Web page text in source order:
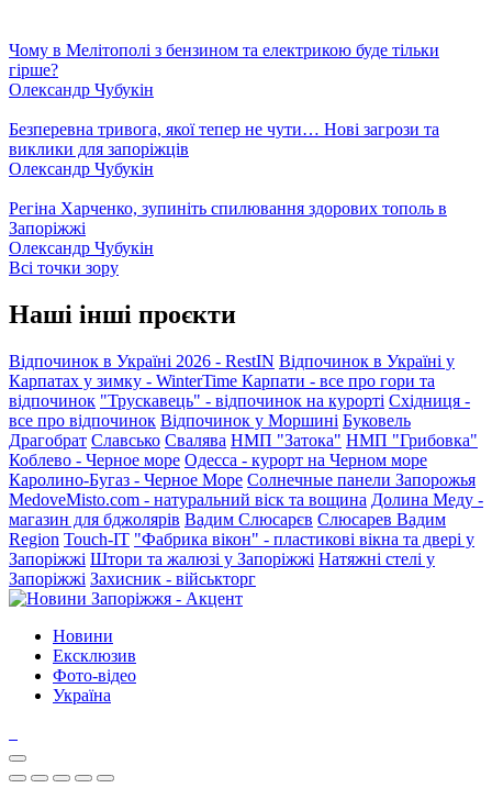
Чому в Мелітополі з бензином та електрикою буде тільки
гірше?
Олександр Чубукін
Безперевна тривога, якої тепер не чути… Нові загрози та
виклики для запоріжців
Олександр Чубукін
Регіна Харченко, зупиніть спилювання здорових тополь в
Запоріжжі
Олександр Чубукін
Всі точки зору
Наші інші проєкти
Відпочинок в Україні 2026 - RestIN Відпочинок в Україні у
Карпатах у зимку - WinterTime Карпати - все про гори та
відпочинок "Трускавець" - відпочинок на курорті Східниця -
все про відпочинок Відпочинок у Моршині Буковель
Драгобрат Славсько Свалява НМП "Затока" НМП "Грибовка"
Коблево - Черное море Одесса - курорт на Черном море
Каролино-Бугаз - Черное Море Солнечные панели Запорожья
MedoveMisto.com - натуральний віск та вощина Долина Меду -
магазин для бджолярів Вадим Слюсарєв Слюсарев Вадим
Region Touch-IT "Фабрика вікон" - пластикові вікна та двері у
Запоріжжі Штори та жалюзі у Запоріжжі Натяжні стелі у
Запоріжжі Захисник - військторг
Новини
Ексклюзив
Фото-відео
Україна